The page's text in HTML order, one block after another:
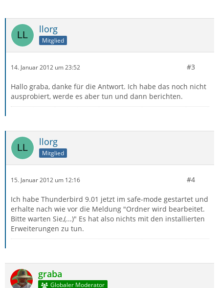
llorg
Mitglied
14. Januar 2012 um 23:52 #3
Hallo graba, danke für die Antwort. Ich habe das noch nicht
ausprobiert, werde es aber tun und dann berichten.
llorg
Mitglied
15. Januar 2012 um 12:16 #4
Ich habe Thunderbird 9.01 jetzt im safe-mode gestartet und
erhalte nach wie vor die Meldung "Ordner wird bearbeitet.
Bitte warten Sie,(...)" Es hat also nichts mit den installierten
Erweiterungen zu tun.
graba
Globaler Moderator